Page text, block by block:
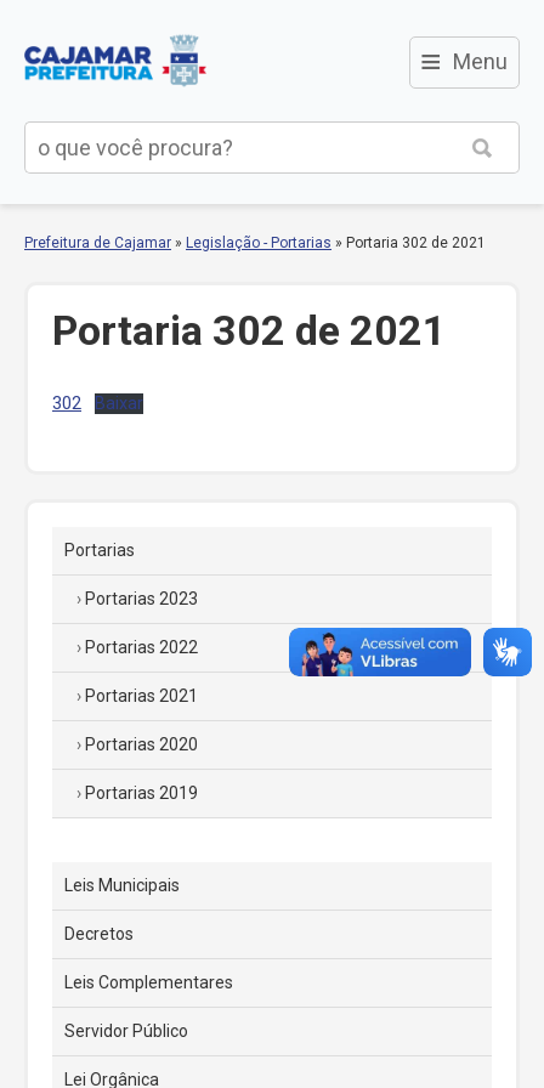
≡ Menu
Prefeitura de Cajamar » Legislação - Portarias » Portaria 302 de 2021
Portaria 302 de 2021
302 Baixar
Portarias
Portarias 2023
Portarias 2022
Portarias 2021
Portarias 2020
Portarias 2019
Leis Municipais
Decretos
Leis Complementares
Servidor Público
Lei Orgânica